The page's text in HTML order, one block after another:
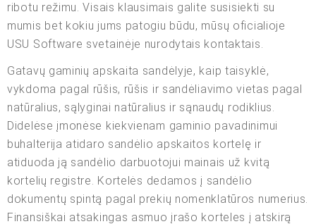
ribotu režimu. Visais klausimais galite susisiekti su
mumis bet kokiu jums patogiu būdu, mūsų oficialioje
USU Software svetainėje nurodytais kontaktais.
Gatavų gaminių apskaita sandėlyje, kaip taisyklė,
vykdoma pagal rūšis, rūšis ir sandėliavimo vietas pagal
natūralius, sąlyginai natūralius ir sąnaudų rodiklius.
Didelėse įmonėse kiekvienam gaminio pavadinimui
buhalterija atidaro sandėlio apskaitos kortelę ir
atiduoda ją sandėlio darbuotojui mainais už kvitą
kortelių registre. Kortelės dedamos į sandėlio
dokumentų spintą pagal prekių nomenklatūros numerius.
Finansiškai atsakingas asmuo įrašo korteles į atskirą